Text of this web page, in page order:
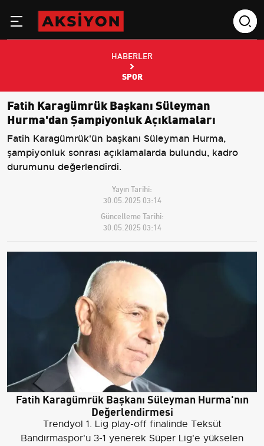
HABERLER
SPOR
Fatih Karagümrük Başkanı Süleyman
Hurma'dan Şampiyonluk Açıklamaları
Fatih Karagümrük'ün başkanı Süleyman Hurma,
şampiyonluk sonrası açıklamalarda bulundu, kadro
durumunu değerlendirdi.
Yayın Tarihi:
30.05.2025 03:14
Güncelleme Tarihi:
30.05.2025 03:14
Fatih Karagümrük Başkanı Süleyman Hurma'nın
Değerlendirmesi
Trendyol 1. Lig play-off finalinde Teksüt
Bandırmaspor'u 3-1 yenerek Süper Lig'e yükselen